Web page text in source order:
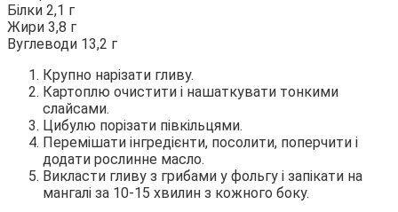
Білки 2,1 г
Жири 3,8 г
Вуглеводи 13,2 г
Крупно нарізати гливу.
Картоплю очистити і нашаткувати тонкими
слайсами.
Цибулю порізати півкільцями.
Перемішати інгредієнти, посолити, поперчити і
додати рослинне масло.
Викласти гливу з грибами у фольгу і запікати на
мангалі за 10-15 хвилин з кожного боку.